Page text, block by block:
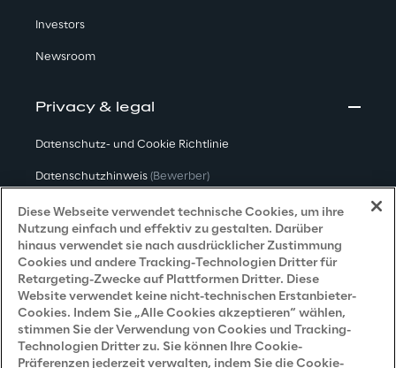
Investors
Newsroom
Privacy & legal
Datenschutz- und Cookie Richtlinie
Datenschutzhinweis (Bewerber)
Datenschutzhinweis(Kunden)
Datenschutzhinweis (Dienstleister)
Datenschutzhinweis (Marketing)
Grundsatzerklärung - LKSG(Deutschland)
Accessibility Statement
Diese Webseite verwendet technische Cookies, um ihre
Nutzung einfach und effektiv zu gestalten. Darüber
hinaus verwendet sie nach ausdrücklicher Zustimmung
Cookies und andere Tracking-Technologien Dritter für
Retargeting-Zwecke auf Plattformen Dritter. Diese
Website verwendet keine nicht-technischen Erstanbieter-
Cookies. Indem Sie „Alle Cookies akzeptieren“ wählen,
stimmen Sie der Verwendung von Cookies und Tracking-
Technologien Dritter zu. Sie können Ihre Cookie-
Präferenzen jederzeit verwalten, indem Sie die Cookie-